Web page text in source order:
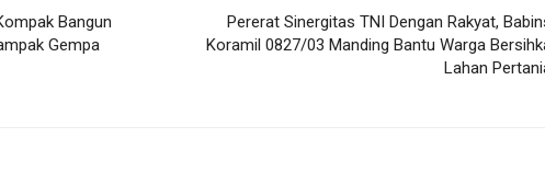
Bangun
Gempa
Pererat Sinergitas TNI Dengan Rakyat,
Koramil 0827/03 Manding Bantu Warga
Lahan